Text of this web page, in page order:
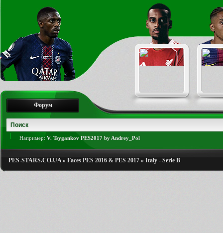
Форум
Например: V. Tsygankov PES2017 by Andrey_Pol
PES-STARS.CO.UA» Faces PES 2016 & PES 2017 » Italy - Serie B